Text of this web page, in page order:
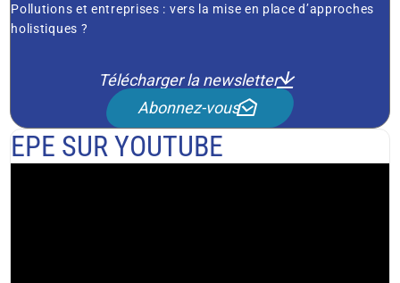
Pollutions et entreprises : vers la mise en place d’approches
holistiques ?
Télécharger la newsletter
Abonnez-vous
EPE SUR YOUTUBE